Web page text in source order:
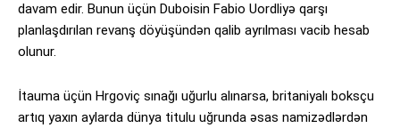
davam edir. Bunun üçün Duboisin Fabio Uordliyə qarşı
planlaşdırılan revanş döyüşündən qalib ayrılması vacib hesab
olunur.
İtauma üçün Hrgoviç sınağı uğurlu alınarsa, britaniyalı boksçu
artıq yaxın aylarda dünya titulu uğrunda əsas namizədlərdən